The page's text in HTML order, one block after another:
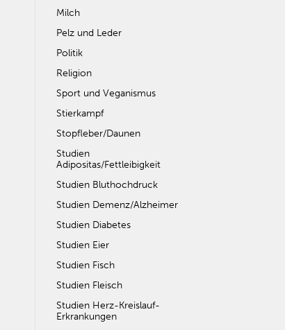
Milch
Pelz und Leder
Politik
Religion
Sport und Veganismus
Stierkampf
Stopfleber/Daunen
Studien
Adipositas/Fettleibigkeit
Studien Bluthochdruck
Studien Demenz/Alzheimer
Studien Diabetes
Studien Eier
Studien Fisch
Studien Fleisch
Studien Herz-Kreislauf-
Erkrankungen